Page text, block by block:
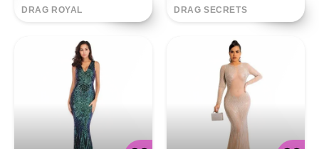
DRAG ROYAL DRAG SECRETS